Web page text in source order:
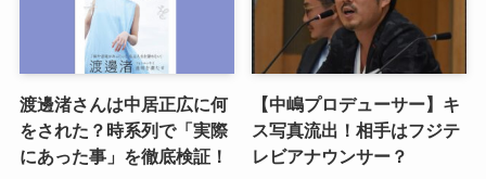
渡邊渚さんは中居正広に何
をされた？時系列で「実際
にあった事」を徹底検証！
【中嶋プロデューサー】キ
ス写真流出！相手はフジテ
レビアナウンサー？